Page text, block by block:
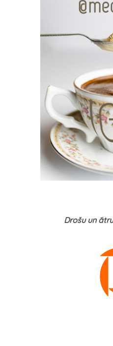
Drošu un